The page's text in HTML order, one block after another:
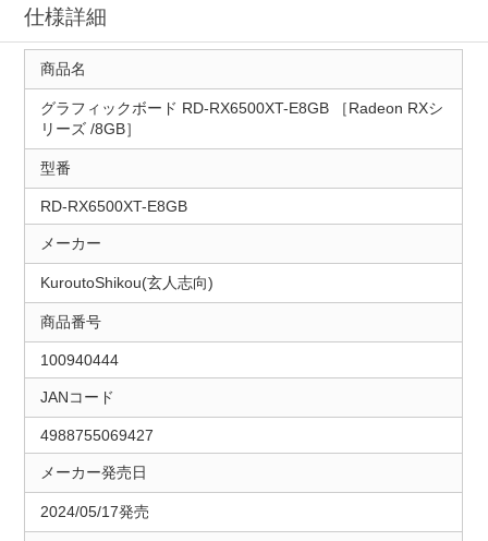
仕様詳細
商品名
グラフィックボード RD-RX6500XT-E8GB ［Radeon RXシ
リーズ /8GB］
型番
RD-RX6500XT-E8GB
メーカー
KuroutoShikou(玄人志向)
商品番号
100940444
JANコード
4988755069427
メーカー発売日
2024/05/17発売